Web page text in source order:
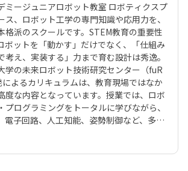
ミージュニアロボット教室 ロボティクスプ
ス、ロボット工学の専門知識や応用力を、
格派のスクールです。STEM教育の重要性
ボットを「動かす」だけでなく、「仕組み
考え、実装する」力まで育む設計は秀逸。
学の未来ロボット技術研究センター（fuR
よるカリキュラムは、教育現場ではなか
度な内容となっています。授業では、ロボ
プログラミングをトータルに学びながら、
電子回路、人工知能、姿勢制御など、多岐
触れられます。基礎から応用まで段階的に
キュラムは、小学校高学年～中学生の
・つくりたい」気持ちを確実に伸ばしてく